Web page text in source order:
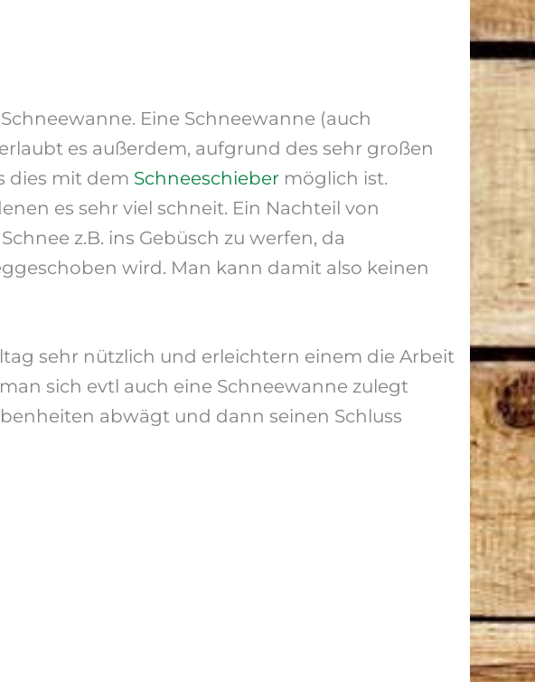
Eine Schneewanne (auch
es außerdem, aufgrund des sehr großen
dies mit dem Schneeschieber möglich ist.
es sehr viel schneit. Ein Nachteil von
z.B. ins Gebüsch zu werfen, da
wird. Man kann damit also keinen
sehr nützlich und erleichtern einem die Arbeit
sich evtl auch eine Schneewanne zulegt
abwägt und dann seinen Schluss